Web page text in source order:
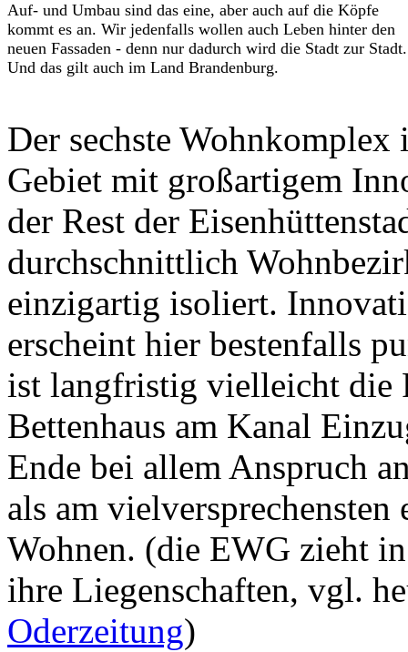
Auf- und Umbau sind das eine, aber auch auf die Köpfe
kommt es an. Wir jedenfalls wollen auch Leben hinter den
neuen Fassaden - denn nur dadurch wird die Stadt zur Stadt.
Und das gilt auch im Land Brandenburg.
Der sechste
Gebiet mit großartigem
der Rest der
durchschnittlich
einzigartig isoliert.
erscheint hier bestenfalls
ist langfristig vielleicht die
Bettenhaus am Kanal
Ende bei allem Anspruch
als am vielversprechensten
Wohnen. (die EWG zieht
ihre Liegenschaften, vgl.
Oderzeitung)